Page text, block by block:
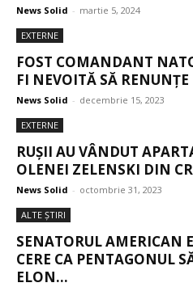
News Solid - martie 5, 2024
EXTERNE
FOST COMANDANT
FI NEVOITĂ SĂ RENUNȚE
News Solid - decembrie 15, 2023
EXTERNE
RUȘII AU VÂNDUT
OLENEI ZELENSKI DIN
News Solid - octombrie 31, 2023
ALTE ŞTIRI
SENATORUL AMERICAN
CERE CA PENTAGONUL
ELON...